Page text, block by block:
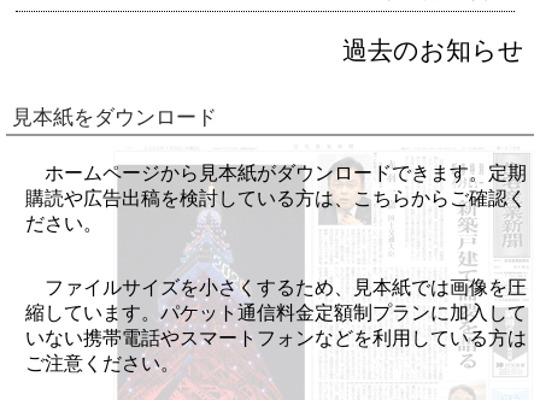
過去のお知らせ
見本紙をダウンロード
ホームページから見本紙がダウンロードできます。定期
購読や広告出稿を検討している方は、こちらからご確認く
ださい。
ファイルサイズを小さくするため、見本紙では画像を圧
縮しています。パケット通信料金定額制プランに加入して
いない携帯電話やスマートフォンなどを利用している方は
ご注意ください。